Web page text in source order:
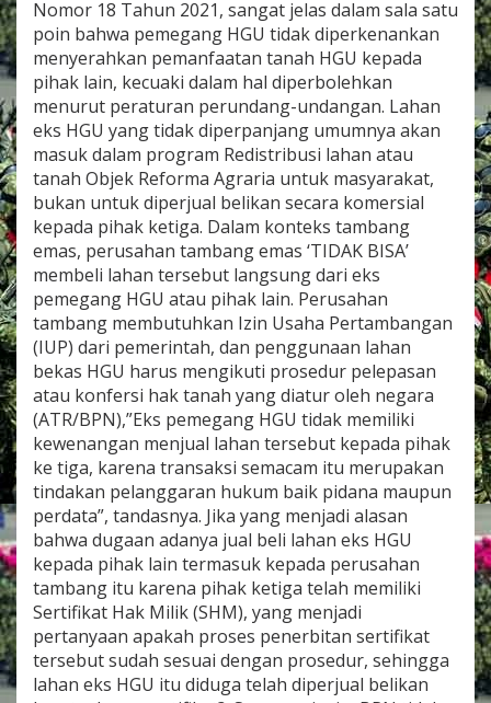
Nomor 18 Tahun 2021, sangat jelas dalam sala satu
poin bahwa pemegang HGU tidak diperkenankan
menyerahkan pemanfaatan tanah HGU kepada
pihak lain, kecuaki dalam hal diperbolehkan
menurut peraturan perundang-undangan. Lahan
eks HGU yang tidak diperpanjang umumnya akan
masuk dalam program Redistribusi lahan atau
tanah Objek Reforma Agraria untuk masyarakat,
bukan untuk diperjual belikan secara komersial
kepada pihak ketiga. Dalam konteks tambang
emas, perusahan tambang emas ‘TIDAK BISA’
membeli lahan tersebut langsung dari eks
pemegang HGU atau pihak lain. Perusahan
tambang membutuhkan Izin Usaha Pertambangan
(IUP) dari pemerintah, dan penggunaan lahan
bekas HGU harus mengikuti prosedur pelepasan
atau konfersi hak tanah yang diatur oleh negara
(ATR/BPN),”Eks pemegang HGU tidak memiliki
kewenangan menjual lahan tersebut kepada pihak
ke tiga, karena transaksi semacam itu merupakan
tindakan pelanggaran hukum baik pidana maupun
perdata”, tandasnya. Jika yang menjadi alasan
bahwa dugaan adanya jual beli lahan eks HGU
kepada pihak lain termasuk kepada perusahan
tambang itu karena pihak ketiga telah memiliki
Sertifikat Hak Milik (SHM), yang menjadi
pertanyaan apakah proses penerbitan sertifikat
tersebut sudah sesuai dengan prosedur, sehingga
lahan eks HGU itu diduga telah diperjual belikan